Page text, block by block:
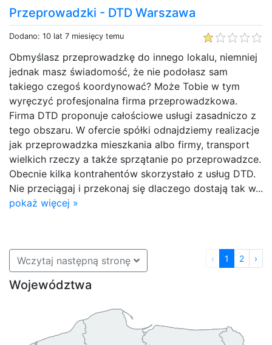
Przeprowadzki - DTD Warszawa
Dodano: 10 lat 7 miesięcy temu
Obmyślasz przeprowadzkę do innego lokalu, niemniej
jednak masz świadomość, że nie podołasz sam
takiego czegoś koordynować? Może Tobie w tym
wyręczyć profesjonalna firma przeprowadzkowa.
Firma DTD proponuje całościowe usługi zasadniczo z
tego obszaru. W ofercie spółki odnajdziemy realizacje
jak przeprowadzka mieszkania albo firmy, transport
wielkich rzeczy a także sprzątanie po przeprowadzce.
Obecnie kilka kontrahentów skorzystało z usług DTD.
Nie przeciągaj i przekonaj się dlaczego dostają tak w...
pokaż więcej »
Wczytaj następną stronę ‹ 1 2 ›
Województwa